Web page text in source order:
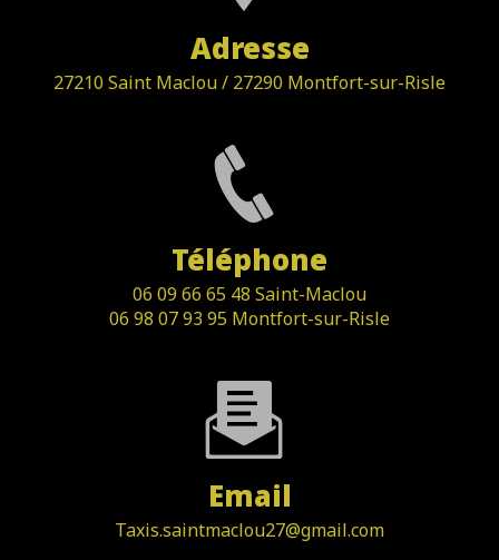
Adresse
27210 Saint Maclou / 27290 Montfort-sur-Risle
Téléphone
06 09 66 65 48 Saint-Maclou
06 98 07 93 95 Montfort-sur-Risle
Email
taxis.saintmaclou27@gmail.com